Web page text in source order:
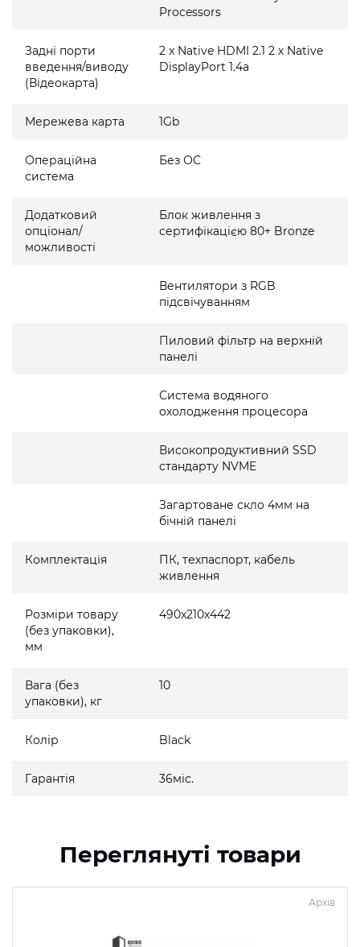
Processors
Задні порти
введення/виводу
(Відеокарта)
2 x Native HDMI 2.1 2 x Native
DisplayPort 1.4a
Мережева карта 1Gb
Операційна
система
Без ОС
Додатковий
опціонал/
можливості
Блок живлення з
сертифікацією 80+ Bronze
Вентилятори з RGB
підсвічуванням
Пиловий фільтр на верхній
панелі
Система водяного
охолодження процесора
Високопродуктивний SSD
стандарту NVME
Загартоване скло 4мм на
бічній панелі
Комплектація
ПК, техпаспорт, кабель
живлення
Розміри товару
(без упаковки),
мм
490x210x442
Вага (без
упаковки), кг
10
Колір Black
Гарантія 36міс.
Переглянуті товари
Архів